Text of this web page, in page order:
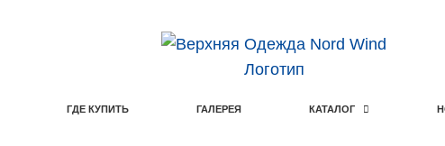
ГДЕ КУПИТЬ ГАЛЕРЕЯ КАТАЛОГ